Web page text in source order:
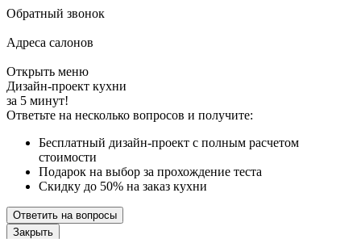
Обратный звонок
Адреса салонов
Открыть меню
Дизайн-проект кухни
за 5 минут!
Ответьте на несколько вопросов и получите:
Бесплатный дизайн-проект с полным расчетом
стоимости
Подарок на выбор за прохождение теста
Скидку до 50% на заказ кухни
Ответить на вопросы
Закрыть